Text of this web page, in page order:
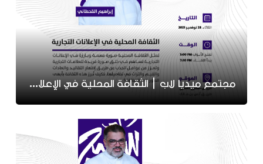
مجتمع ميديا لاب | الثقافة المحلية في الإعلانات التجارية